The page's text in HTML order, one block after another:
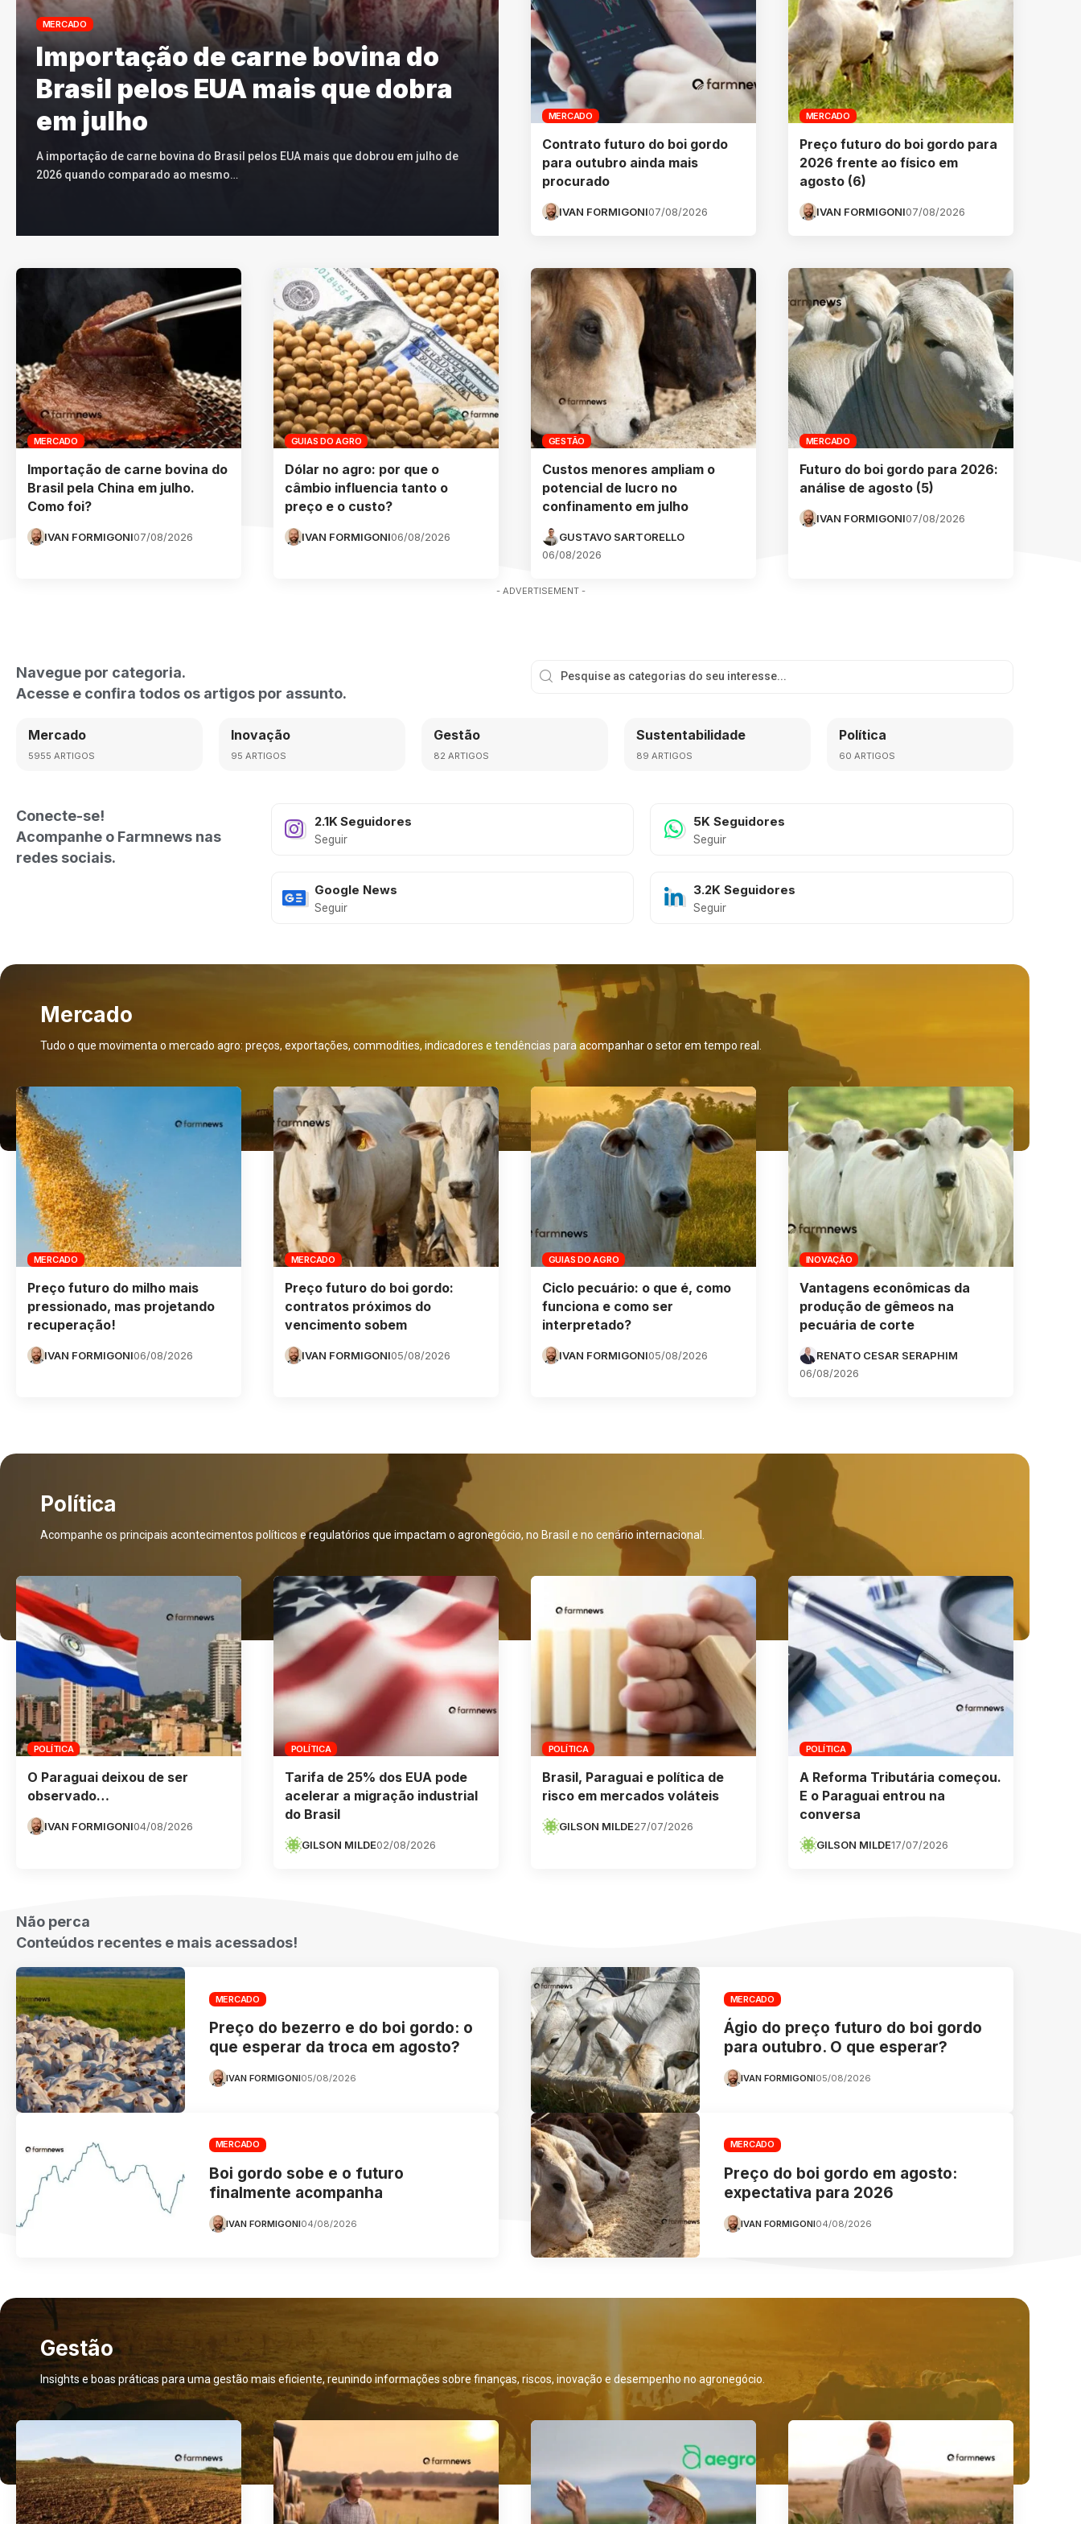
MERCADO
Importação de carne bovina do
Brasil pelos EUA mais que dobra
em julho
A importação de carne bovina do Brasil pelos EUA mais que dobrou em julho de
2026 quando comparado ao mesmo…
MERCADO
Contrato futuro do boi gordo
para outubro ainda mais
procurado
IVAN FORMIGONI07/08/2026
MERCADO
Preço futuro do boi gordo para
2026 frente ao físico em
agosto (6)
IVAN FORMIGONI07/08/2026
MERCADO
Importação de carne bovina do
Brasil pela China em julho.
Como foi?
IVAN FORMIGONI07/08/2026
GUIAS DO AGRO
Dólar no agro: por que o
câmbio influencia tanto o
preço e o custo?
IVAN FORMIGONI06/08/2026
GESTÃO
Custos menores ampliam o
potencial de lucro no
confinamento em julho
GUSTAVO SARTORELLO
06/08/2026
MERCADO
Futuro do boi gordo para 2026:
análise de agosto (5)
IVAN FORMIGONI07/08/2026
- ADVERTISEMENT -
Navegue por categoria.
Acesse e confira todos os artigos por assunto.
Mercado
5955 ARTIGOS
Inovação
95 ARTIGOS
Gestão
82 ARTIGOS
Sustentabilidade
89 ARTIGOS
Política
60 ARTIGOS
Conecte-se!
Acompanhe o Farmnews nas
redes sociais.
2.1KSeguidores
Seguir
5K Seguidores
Seguir
Google News
Seguir
3.2K Seguidores
Seguir
Mercado
Tudo o que movimenta o mercado agro: preços, exportações, commodities, indicadores e tendências para acompanhar o setor em tempo real.
MERCADO
Preço futuro do milho mais
pressionado, mas projetando
recuperação!
IVAN FORMIGONI06/08/2026
MERCADO
Preço futuro do boi gordo:
contratos próximos do
vencimento sobem
IVAN FORMIGONI05/08/2026
GUIAS DO AGRO
Ciclo pecuário: o que é, como
funciona e como ser
interpretado?
IVAN FORMIGONI05/08/2026
INOVAÇÃO
Vantagens econômicas da
produção de gêmeos na
pecuária de corte
RENATO CESAR SERAPHIM
06/08/2026
Política
Acompanhe os principais acontecimentos políticos e regulatórios que impactam o agronegócio, no Brasil e no cenário internacional.
POLÍTICA
O Paraguai deixou de ser
observado…
IVAN FORMIGONI04/08/2026
POLÍTICA
Tarifa de 25% dos EUA pode
acelerar a migração industrial
do Brasil
GILSON MILDE02/08/2026
POLÍTICA
Brasil, Paraguai e política de
risco em mercados voláteis
GILSON MILDE27/07/2026
POLÍTICA
A Reforma Tributária começou.
E o Paraguai entrou na
conversa
GILSON MILDE17/07/2026
Não perca
Conteúdos recentes e mais acessados!
MERCADO
Preço do bezerro e do boi gordo: o
que esperar da troca em agosto?
IVAN FORMIGONI05/08/2026
MERCADO
Ágio do preço futuro do boi gordo
para outubro. O que esperar?
IVAN FORMIGONI05/08/2026
MERCADO
Boi gordo sobe e o futuro
finalmente acompanha
IVAN FORMIGONI04/08/2026
MERCADO
Preço do boi gordo em agosto:
expectativa para 2026
IVAN FORMIGONI04/08/2026
Gestão
Insights e boas práticas para uma gestão mais eficiente, reunindo informações sobre finanças, riscos, inovação e desempenho no agronegócio.